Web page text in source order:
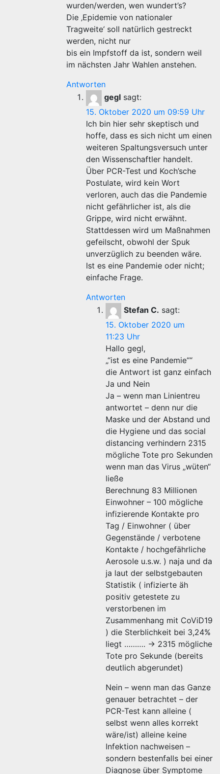
wurden/werden, wen wundert’s?
Die ‚Epidemie von nationaler
Tragweite‘ soll natürlich gestreckt
werden, nicht nur
bis ein Impfstoff da ist, sondern weil
im nächsten Jahr Wahlen anstehen.
Antworten
gegl sagt:
15. Oktober 2020 um 09:59 Uhr
Ich bin hier sehr skeptisch und
hoffe, dass es sich nicht um einen
weiteren Spaltungsversuch unter
den Wissenschaftler handelt.
Über PCR-Test und Koch’sche
Postulate, wird kein Wort
verloren, auch das die Pandemie
nicht gefährlicher ist, als die
Grippe, wird nicht erwähnt.
Stattdessen wird um Maßnahmen
gefeilscht, obwohl der Spuk
unverzüglich zu beenden wäre.
Ist es eine Pandemie oder nicht;
einfache Frage.
Antworten
Stefan C. sagt:
15. Oktober 2020 um
11:23 Uhr
Hallo gegl,
„“ist es eine Pandemie““
die Antwort ist ganz einfach
Ja und Nein
Ja – wenn man Linientreu
antwortet – denn nur die
Maske und der Abstand und
die Hygiene und das social
distancing verhindern 2315
mögliche Tote pro Sekunden
wenn man das Virus „wüten“
ließe
Berechnung 83 Millionen
Einwohner – 100 mögliche
infizierende Kontakte pro
Tag / Einwohner ( über
Gegenstände / verbotene
Kontakte / hochgefährliche
Aerosole u.s.w. ) naja und da
ja laut der selbstgebauten
Statistik ( infizierte äh
positiv getestete zu
verstorbenen im
Zusammenhang mit CoViD19
) die Sterblichkeit bei 3,24%
liegt ………. -> 2315 mögliche
Tote pro Sekunde (bereits
deutlich abgerundet)
Nein – wenn man das Ganze
genauer betrachtet – der
PCR-Test kann alleine (
selbst wenn alles korrekt
wäre/ist) alleine keine
Infektion nachweisen –
sondern bestenfalls bei einer
Diagnose über Symptome